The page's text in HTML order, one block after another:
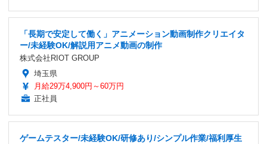
「長期で安定して働く」アニメーション動画制作クリエイタ
ー/未経験OK/解説用アニメ動画の制作
株式会社RIOT GROUP
埼玉県
月給29万4,900円～60万円
正社員
ゲームテスター/未経験OK/研修あり/シンプル作業/福利厚生